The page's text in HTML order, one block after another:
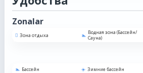
Zonalar
Зона отдыха
Водная зона (Бассейн/
Сауна)
Бассейн Зимние бассейн